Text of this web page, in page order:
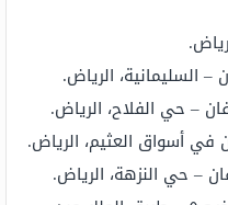
السليمانية، الرياض.
– حي الفلاح، الرياض.
في أسواق العثيم، الرياض.
– حي النزهة، الرياض.